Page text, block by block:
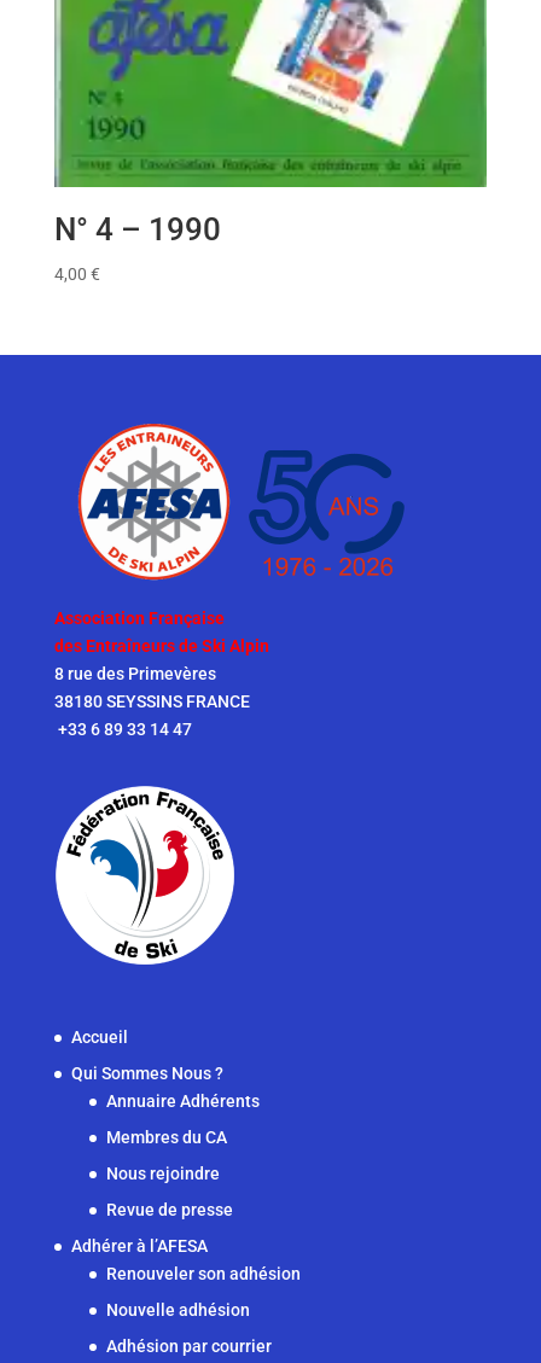
N° 4 – 1990
4,00 €
Association Française
des Entraîneurs de Ski Alpin
8 rue des Primevères
38180 SEYSSINS FRANCE
+33 6 89 33 14 47
Accueil
Qui Sommes Nous ?
Annuaire Adhérents
Membres du CA
Nous rejoindre
Revue de presse
Adhérer à l’AFESA
Renouveler son adhésion
Nouvelle adhésion
Adhésion par courrier